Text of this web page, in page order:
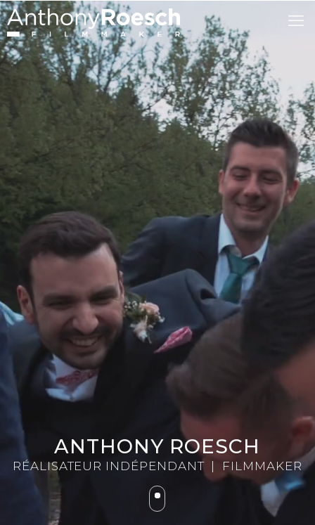
ANTHONY ROESCH
RÉALISATEUR INDÉPENDANT | FILMMAKER